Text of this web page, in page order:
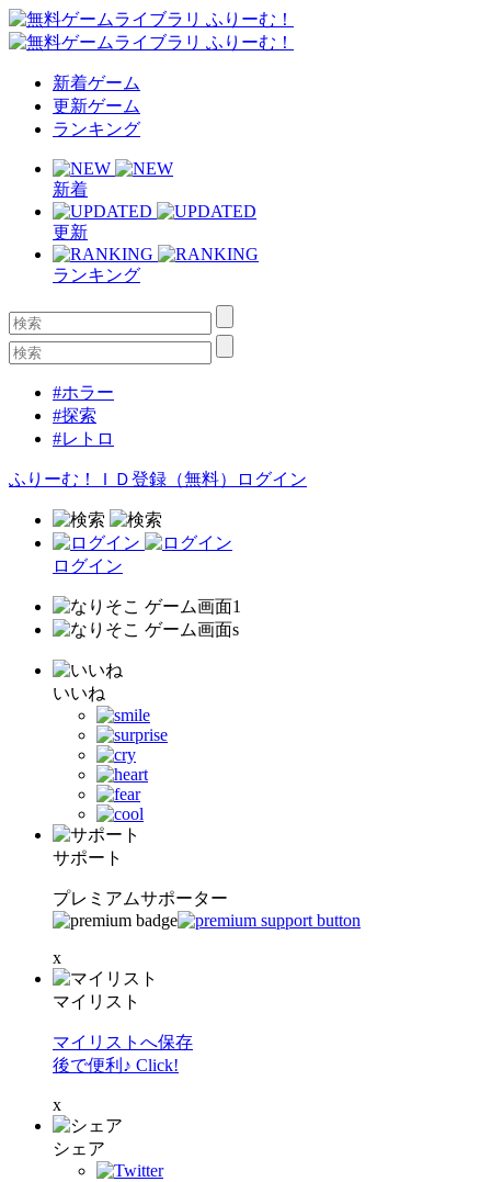
新着ゲーム
更新ゲーム
ランキング
新着
更新
ランキング
#ホラー
#探索
#レトロ
ふりーむ！ＩＤ登録（無料） ログイン
ログイン
いいね
サポート
プレミアムサポーター
x
マイリスト
マイリストへ保存
後で便利♪ Click!
x
シェア